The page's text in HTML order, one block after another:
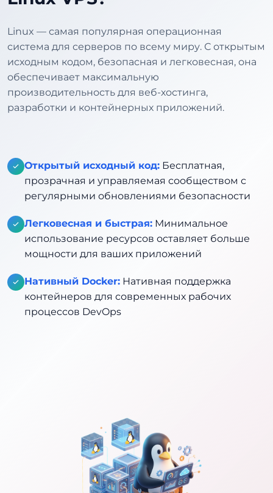
Linux — самая популярная операционная
система для серверов по всему миру. С открытым
исходным кодом, безопасная и легковесная, она
обеспечивает максимальную
производительность для веб-хостинга,
разработки и контейнерных приложений.
Открытый исходный код: Бесплатная,
прозрачная и управляемая сообществом с
регулярными обновлениями безопасности
Легковесная и быстрая: Минимальное
использование ресурсов оставляет больше
мощности для ваших приложений
Нативный Docker: Нативная поддержка
контейнеров для современных рабочих
процессов DevOps